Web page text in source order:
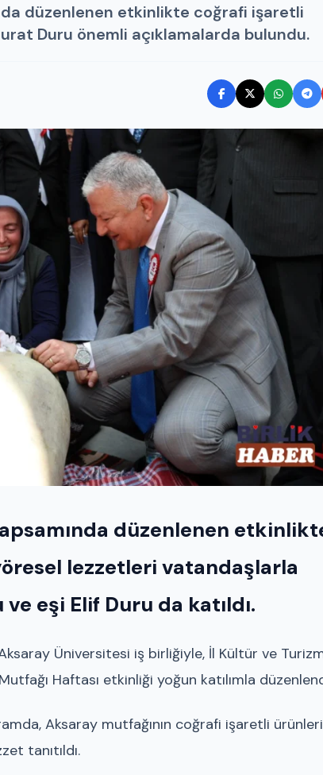
düzenlenen etkinlikte coğrafi işaretli
Duru önemli açıklamalarda bulundu.
düzenlenen
lezzetleri vatandaşlarla
eşi Elif Duru da katıldı.
Üniversitesi iş birliğiyle, İl Kültür ve
Haftası etkinliği yoğun katılımla
Aksaray mutfağının coğrafi işaretli ürünleri
tanıtıldı.